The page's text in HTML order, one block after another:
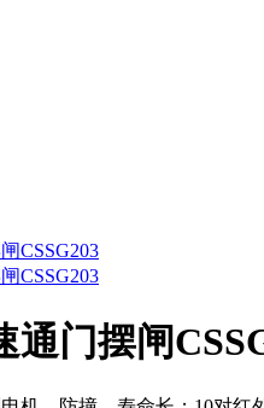
通门摆闸